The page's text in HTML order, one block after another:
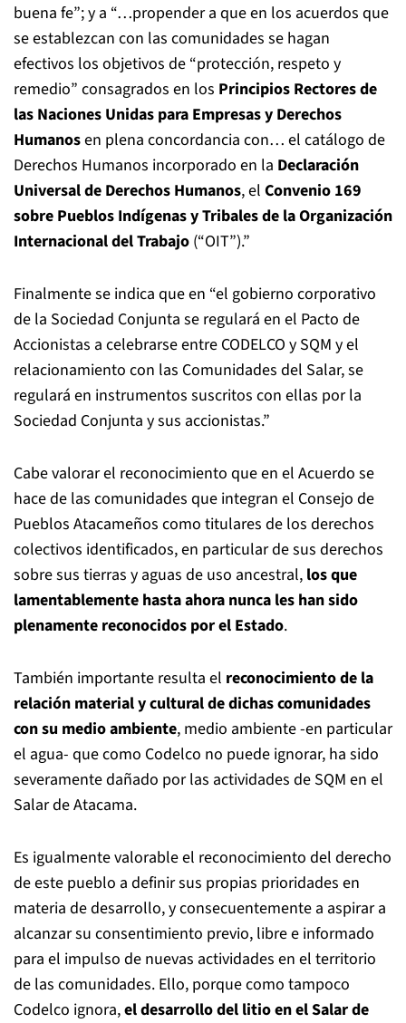
buena fe”; y a “…propender a que en los acuerdos que
se establezcan con las comunidades se hagan
efectivos los objetivos de “protección, respeto y
remedio” consagrados en los Principios Rectores de
las Naciones Unidas para Empresas y Derechos
Humanosen plena concordancia con… el catálogo de
Derechos Humanos incorporado en la Declaración
Universal de Derechos Humanos, el Convenio 169
sobre Pueblos Indígenas y Tribales de la Organización
Internacional del Trabajo (“OIT”).”
Finalmente se indica que en “el gobierno corporativo
de la Sociedad Conjunta se regulará en el Pacto de
Accionistas a celebrarse entre CODELCO y SQM y el
relacionamiento con las Comunidades del Salar, se
regulará en instrumentos suscritos con ellas por la
Sociedad Conjunta y sus accionistas.”
Cabe valorar el reconocimiento que en el Acuerdo se
hace de las comunidades que integran el Consejo de
Pueblos Atacameños como titulares de los derechos
colectivos identificados, en particular de sus derechos
sobre sus tierras y aguas de uso ancestral, los que
lamentablemente hasta ahora nunca les han sido
plenamente reconocidos por el Estado.
También importante resulta el reconocimiento de la
relación material y cultural de dichas comunidades
con su medio ambiente, medio ambiente -en particular
el agua- que como Codelco no puede ignorar, ha sido
severamente dañado por las actividades de SQM en el
Salar de Atacama.
Es igualmente valorable el reconocimiento del derecho
de este pueblo a definir sus propias prioridades en
materia de desarrollo, y consecuentemente a aspirar a
alcanzar su consentimiento previo, libre e informado
para el impulso de nuevas actividades en el territorio
de las comunidades. Ello, porque como tampoco
Codelco ignora,el desarrollo del litio en el Salar de